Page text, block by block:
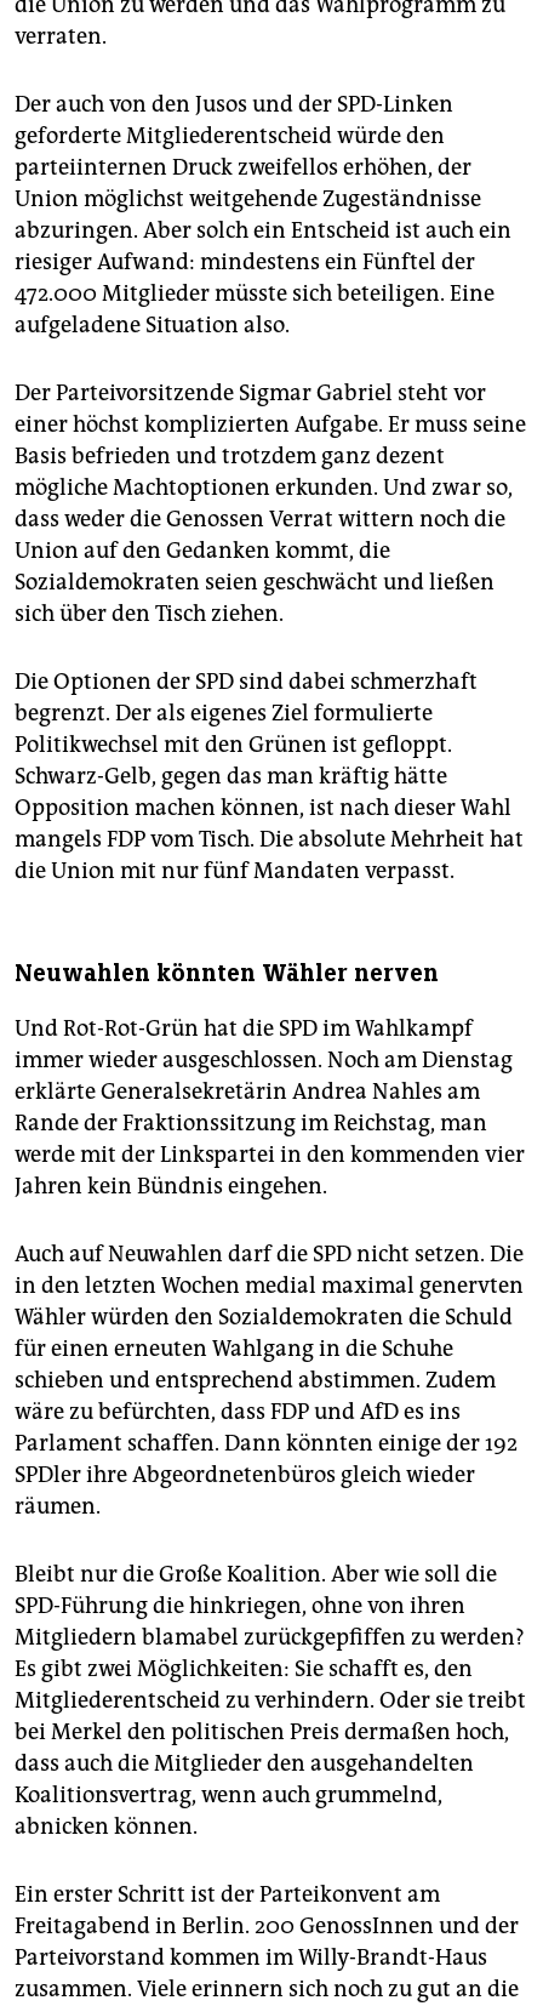
verraten.
Der auch von den Jusos und der SPD-Linken
geforderte Mitgliederentscheid würde den
parteiinternen Druck zweifellos erhöhen, der
Union möglichst weitgehende Zugeständnisse
abzuringen. Aber solch ein Entscheid ist auch ein
riesiger Aufwand: mindestens ein Fünftel der
472.000 Mitglieder müsste sich beteiligen. Eine
aufgeladene Situation also.
Der Parteivorsitzende Sigmar Gabriel steht vor
einer höchst komplizierten Aufgabe. Er muss seine
Basis befrieden und trotzdem ganz dezent
mögliche Machtoptionen erkunden. Und zwar so,
dass weder die Genossen Verrat wittern noch die
Union auf den Gedanken kommt, die
Sozialdemokraten seien geschwächt und ließen
sich über den Tisch ziehen.
Die Optionen der SPD sind dabei schmerzhaft
begrenzt. Der als eigenes Ziel formulierte
Politikwechsel mit den Grünen ist gefloppt.
Schwarz-Gelb, gegen das man kräftig hätte
Opposition machen können, ist nach dieser Wahl
mangels FDP vom Tisch. Die absolute Mehrheit hat
die Union mit nur fünf Mandaten verpasst.
Neuwahlen könnten Wähler nerven
Und Rot-Rot-Grün hat die SPD im Wahlkampf
immer wieder ausgeschlossen. Noch am Dienstag
erklärte Generalsekretärin Andrea Nahles am
Rande der Fraktionssitzung im Reichstag, man
werde mit der Linkspartei in den kommenden vier
Jahren kein Bündnis eingehen.
Auch auf Neuwahlen darf die SPD nicht setzen. Die
in den letzten Wochen medial maximal genervten
Wähler würden den Sozialdemokraten die Schuld
für einen erneuten Wahlgang in die Schuhe
schieben und entsprechend abstimmen. Zudem
wäre zu befürchten, dass FDP und AfD es ins
Parlament schaffen. Dann könnten einige der 192
SPDler ihre Abgeordnetenbüros gleich wieder
räumen.
Bleibt nur die Große Koalition. Aber wie soll die
SPD-Führung die hinkriegen, ohne von ihren
Mitgliedern blamabel zurückgepfiffen zu werden?
Es gibt zwei Möglichkeiten: Sie schafft es, den
Mitgliederentscheid zu verhindern. Oder sie treibt
bei Merkel den politischen Preis dermaßen hoch,
dass auch die Mitglieder den ausgehandelten
Koalitionsvertrag, wenn auch grummelnd,
abnicken können.
Ein erster Schritt ist der Parteikonvent am
Freitagabend in Berlin. 200 GenossInnen und der
Parteivorstand kommen im Willy-Brandt-Haus
zusammen. Viele erinnern sich noch zu gut an die